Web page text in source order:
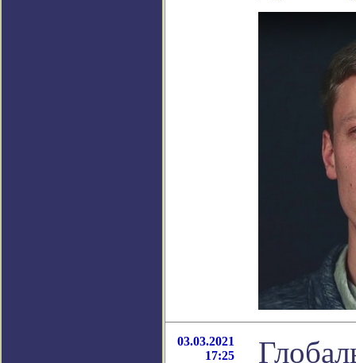
03.03.2021
17:25